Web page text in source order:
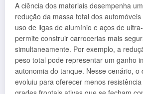
A ciência dos materiais desempenha
redução da massa total dos
uso de ligas de alumínio e aços de
permite construir carrocerias mais
simultaneamente. Por exemplo, a
peso total pode representar um ganho
autonomia do tanque. Nesse cenário, o
evoluiu para oferecer menos